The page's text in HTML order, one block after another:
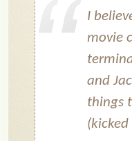
I
movie
and
things